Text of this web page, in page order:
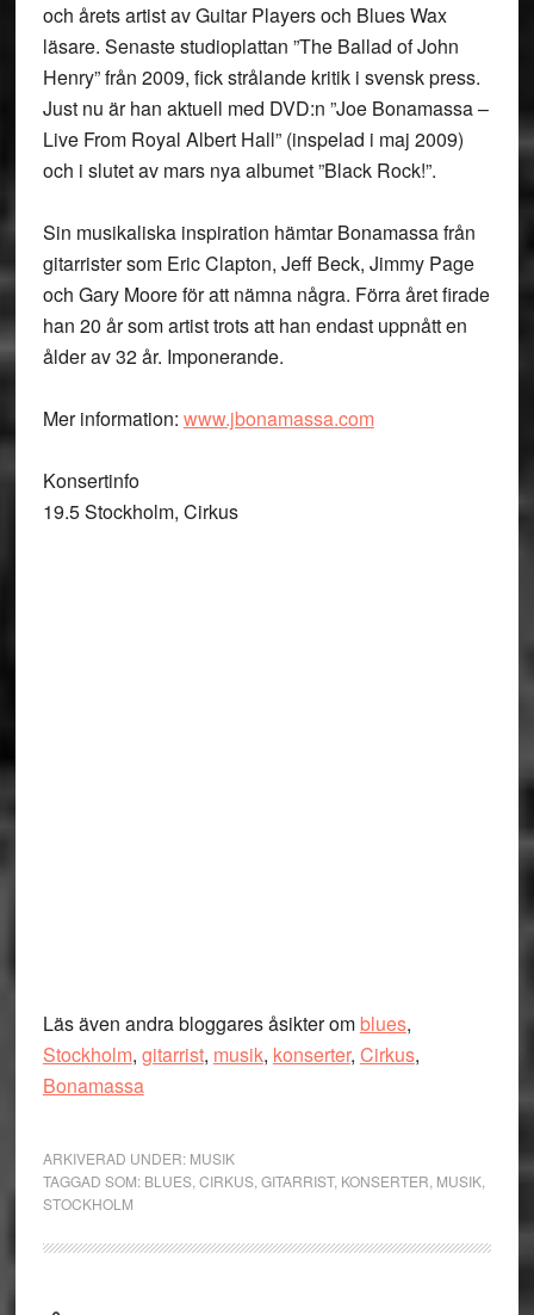
och årets artist av Guitar Players och Blues Wax
läsare. Senaste studioplattan ”The Ballad of John
Henry” från 2009, fick strålande kritik i svensk press.
Just nu är han aktuell med DVD:n ”Joe Bonamassa –
Live From Royal Albert Hall” (inspelad i maj 2009)
och i slutet av mars nya albumet ”Black Rock!”.
Sin musikaliska inspiration hämtar Bonamassa från
gitarrister som Eric Clapton, Jeff Beck, Jimmy Page
och Gary Moore för att nämna några. Förra året firade
han 20 år som artist trots att han endast uppnått en
ålder av 32 år. Imponerande.
Mer information: www.jbonamassa.com
Konsertinfo
19.5 Stockholm, Cirkus
Läs även andra bloggares åsikter om blues,
Stockholm, gitarrist, musik, konserter, Cirkus,
Bonamassa
ARKIVERAD UNDER: MUSIK
TAGGAD SOM: BLUES, CIRKUS, GITARRIST, KONSERTER MUSIK,
STOCKHOLM